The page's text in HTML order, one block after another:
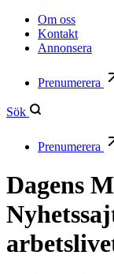
Om oss
Kontakt
Annonsera
Prenumerera
Sök
Prenumerera
Dagens